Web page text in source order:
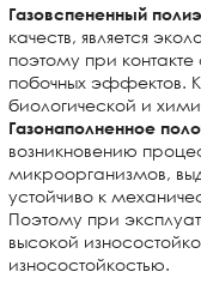
Газовспененный
качеств, является
поэтому при
побочных эффектов.
биологической и
Газонаполненное
возникновению
микроорганизмов,
устойчиво к
Поэтому при
высокой
износостойкостью.